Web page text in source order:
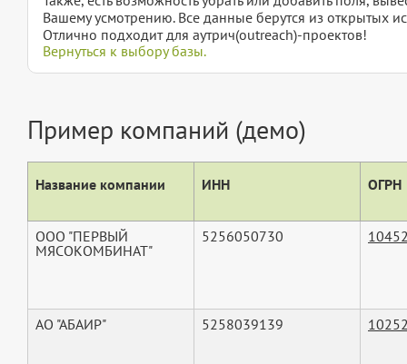
Вашему усмотрению. Все данные берутся из открытых
Отлично подходит для аутрич(outreach)-проектов!
Вернуться к выбору базы.
Пример компаний (демо)
Название компании ИНН ОГРН
ООО "ПЕРВЫЙ
МЯСОКОМБИНАТ"
5256050730
АО "АБАИР" 5258039139